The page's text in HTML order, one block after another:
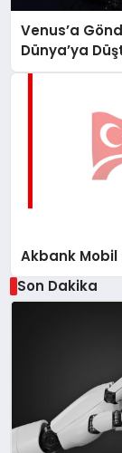
Venus’a
Dünya’ya
Akbank Mobil
Son Dakika